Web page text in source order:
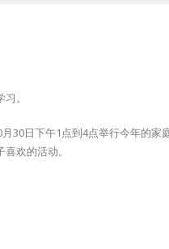
。
30日下午1点到4点举行今年的家
欢的活动。